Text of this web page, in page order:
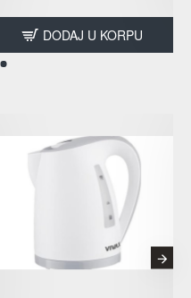
DODAJ U KORPU